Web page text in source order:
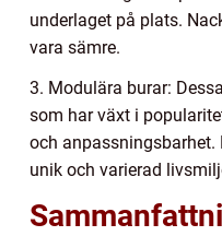
underlaget på plats.
vara sämre.
3. Modulära burar:
som har växt i
och anpassningsbarhet.
unik och varierad